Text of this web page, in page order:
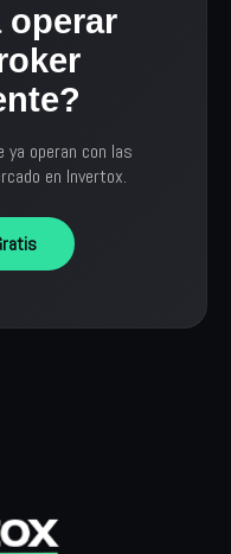
operar
operan con las
en Invertox.